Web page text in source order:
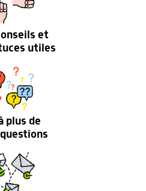
et
utiles
plus de